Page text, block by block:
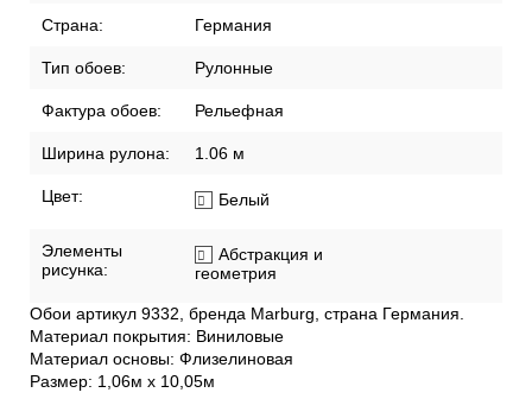
Страна: Германия
Тип обоев: Рулонные
Фактура обоев: Рельефная
Ширина рулона: 1.06 м
Цвет: Белый
Элементы
рисунка:
Абстракция и
геометрия
Обои артикул 9332, бренда Marburg, страна Германия.
Материал покрытия: Виниловые
Материал основы: Флизелиновая
Размер: 1,06м х 10,05м